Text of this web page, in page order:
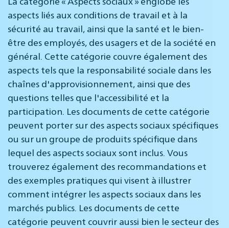
aspects liés aux conditions de travail et à la
sécurité au travail, ainsi que la santé et le bien-
être des employés, des usagers et de la société en
général. Cette catégorie couvre également des
aspects tels que la responsabilité sociale dans les
chaînes d'approvisionnement, ainsi que des
questions telles que l'accessibilité et la
participation. Les documents de cette catégorie
peuvent porter sur des aspects sociaux spécifiques
ou sur un groupe de produits spécifique dans
lequel des aspects sociaux sont inclus. Vous
trouverez également des recommandations et
des exemples pratiques qui visent à illustrer
comment intégrer les aspects sociaux dans les
marchés publics. Les documents de cette
catégorie peuvent couvrir aussi bien le secteur des